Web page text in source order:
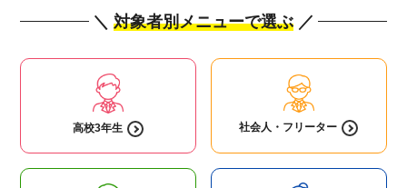
＼ 対象者別メニューで選ぶ ／
高校3年生 社会人・ フリーター